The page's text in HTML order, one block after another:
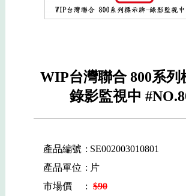
WIP台灣聯合 800系列
錄影監視中
產品編號 : SE002003010801
產品單位 : 片
市場價
: $90